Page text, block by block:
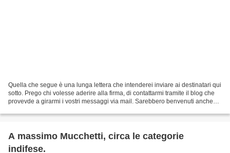
Quella che segue è una lunga lettera che intenderei inviare ai destinatari qui
sotto. Prego chi volesse aderire alla firma, di contattarmi tramite il blog che
provevde a girarmi i vostri messaggi via mail. Sarebbero benvenuti anche
A massimo Mucchetti, circa le categorie
indifese.